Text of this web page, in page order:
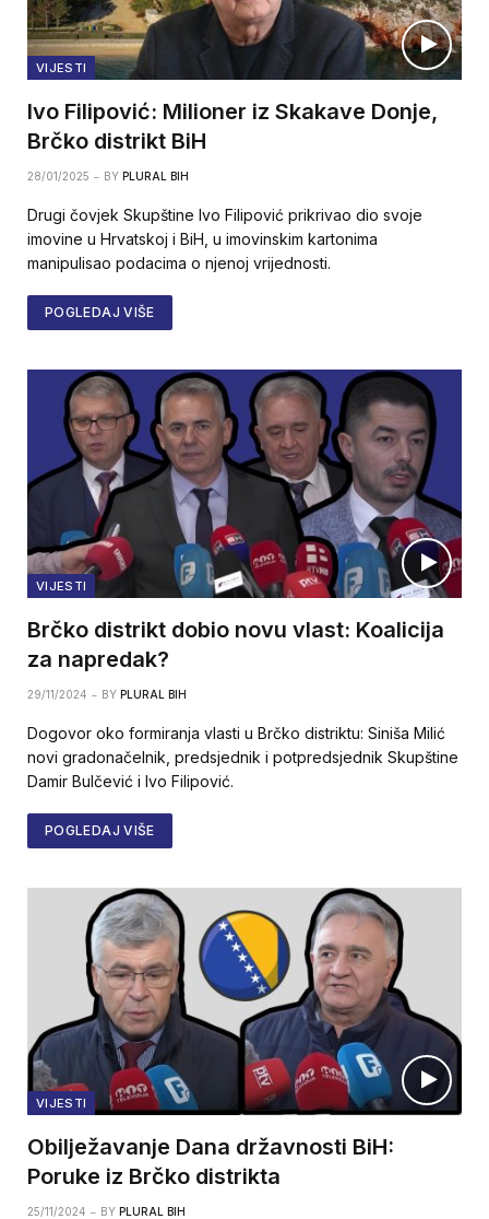
VIJESTI
Ivo Filipović: Milioner iz Skakave Donje,
Brčko distrikt BiH
28/01/2025 BY PLURAL BIH
Drugi čovjek Skupštine Ivo Filipović prikrivao dio svoje
imovine u Hrvatskoj i BiH, u imovinskim kartonima
manipulisao podacima o njenoj vrijednosti.
POGLEDAJ VIŠE
VIJESTI
Brčko distrikt dobio novu vlast: Koalicija
za napredak?
29/11/2024 BY PLURAL BIH
Dogovor oko formiranja vlasti u Brčko distriktu: Siniša Milić
novi gradonačelnik, predsjednik i potpredsjednik Skupštine
Damir Bulčević i Ivo Filipović.
POGLEDAJ VIŠE
VIJESTI
Obilježavanje Dana državnosti BiH:
Poruke iz Brčko distrikta
25/11/2024 BY PLURAL BIH